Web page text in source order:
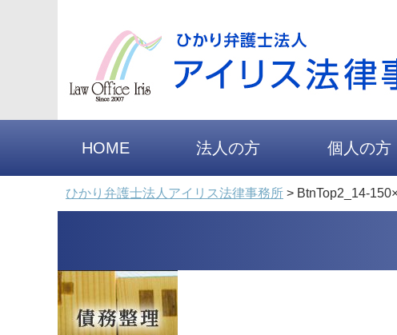
HOME 法人の方 個人の方
ひかり弁護士法人アイリス法律事務所 > BtnTop2_14-